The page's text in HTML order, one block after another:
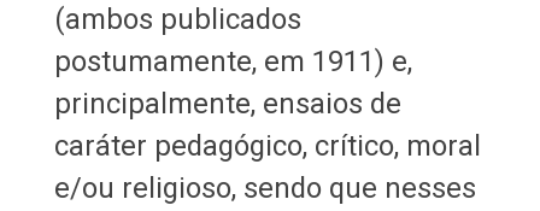
(ambos publicados
postumamente, em 1911) e,
principalmente, ensaios de
caráter pedagógico, crítico, moral
e/ou religioso, sendo que nesses